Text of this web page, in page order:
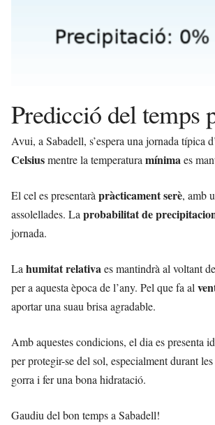
Predicció del temps
Avui, a Sabadell, s’espera una jornada típica
Celsiusmentre la temperatura mínimaes
El cel es presentarà pràcticament serè, amb
assolellades. La probabilitat de
jornada.
La humitat relativaes mantindrà al voltant
per a aquesta època de l’any. Pel que fa al
aportar una suau brisa agradable.
Amb aquestes condicions, el dia es presenta
per protegir-se del sol, especialment durant
gorra i fer una bona hidratació.
Gaudiu del bon temps a Sabadell!